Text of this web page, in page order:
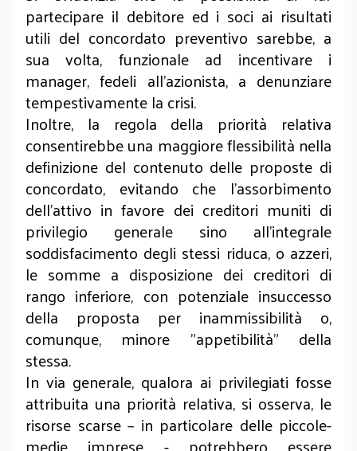
partecipare il debitore ed i soci ai risultati
utili del concordato preventivo sarebbe, a
sua volta, funzionale ad incentivare i
manager, fedeli all'azionista, a denunziare
tempestivamente la crisi.
Inoltre, la regola della priorità relativa
consentirebbe una maggiore flessibilità nella
definizione del contenuto delle proposte di
concordato, evitando che l'assorbimento
dell'attivo in favore dei creditori muniti di
privilegio generale sino all'integrale
soddisfacimento degli stessi riduca, o azzeri,
le somme a disposizione dei creditori di
rango inferiore, con potenziale insuccesso
della proposta per inammissibilità o,
comunque, minore "appetibilità" della
stessa.
In via generale, qualora ai privilegiati fosse
attribuita una priorità relativa, si osserva, le
risorse scarse – in particolare delle piccole-